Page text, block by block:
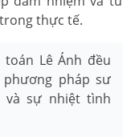
thực tế.
Lê Ánh đều
pháp sư
và sự nhiệt tình